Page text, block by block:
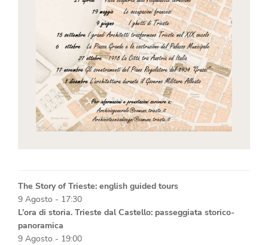
The Story of Trieste: english guided tours
9 Agosto - 17:30
L’ora di storia. Trieste dal Castello: passeggiata storico-
panoramica
9 Agosto - 19:00